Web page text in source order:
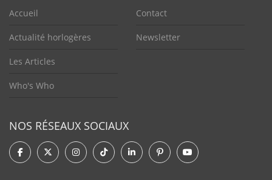
Accueil
Actualité horlogères
Les Articles
Who's Who
Contact
Newsletter
NOS RÉSEAUX SOCIAUX